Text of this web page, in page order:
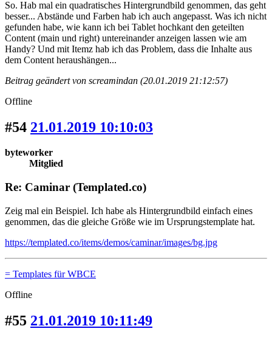
So. Hab mal ein quadratisches Hintergrundbild genommen, das geht
besser... Abstände und Farben hab ich auch angepasst. Was ich nicht
gefunden habe, wie kann ich bei Tablet hochkant den geteilten
Content (main und right) untereinander anzeigen lassen wie am
Handy? Und mit Itemz hab ich das Problem, dass die Inhalte aus
dem Content heraushängen...
Beitrag geändert von screamindan (20.01.2019 21:12:57)
Offline
#54 21.01.2019 10:10:03
byteworker
Mitglied
Re: Caminar (Templated.co)
Zeig mal ein Beispiel. Ich habe als Hintergrundbild einfach eines
genommen, das die gleiche Größe wie im Ursprungstemplate hat.
https://templated.co/items/demos/caminar/images/bg.jpg
= Templates für WBCE
Offline
#55 21.01.2019 10:11:49